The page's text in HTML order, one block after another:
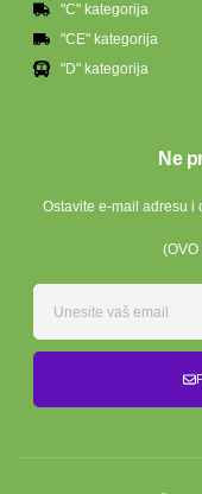
"C" kategorija
"CE" kategorija
"D" kategorija
Ne
Ostavite e-mail adresu i
(OVO